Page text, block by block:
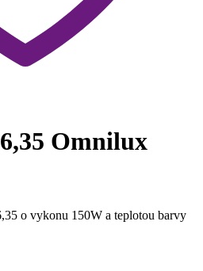
Omnilux
o vykonu 150W a teplotou barvy